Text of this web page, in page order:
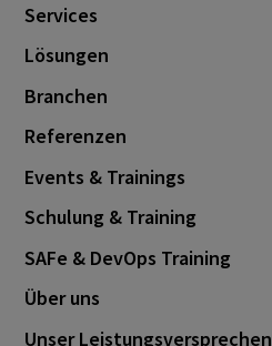
Services
Lösungen
Branchen
Referenzen
Events & Trainings
Schulung & Training
SAFe & DevOps Training
Über uns
Unser Leistungsversprechen